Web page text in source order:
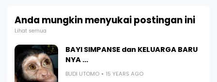
Anda mungkin menyukai postingan ini
Lihat semua
BAYI SIMPANSE dan KELUARGA BARU
NYA ...
BUDI UTOMO 15 YEARS AGO